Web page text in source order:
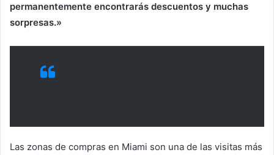
permanentemente encontrarás descuentos y muchas
sorpresas.»
Las zonas de compras en Miami son una de las visitas más